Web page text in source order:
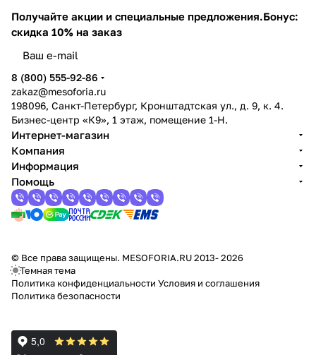
Получайте акции и специальные предложения.Бонус:
скидка 10% на заказ
8 (800) 555-92-86
zakaz@mesoforia.ru
198096, Санкт-Петербург, Кронштадтская ул., д. 9, к. 4.
Бизнес-центр «К9», 1 этаж, помещение 1-Н.
Интернет-магазин
Компания
Информация
Помощь
© Все права защищены. MESOFORIA.RU 2013- 2026
Темная тема
Политика конфиденциальности Условия и соглашения
Политика безопасности